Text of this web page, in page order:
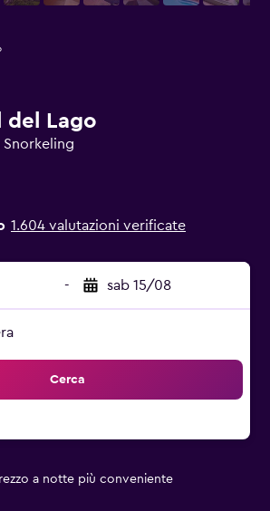
del Lago
1.604 valutazioni verificate
- sab 15/08
Cerca
a notte più conveniente